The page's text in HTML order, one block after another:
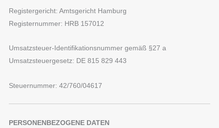
Registergericht: Amtsgericht Hamburg
Registernummer: HRB 157012
Umsatzsteuer-Identifikationsnummer gemäß §27 a
Umsatzsteuergesetz: DE 815 829 443
Steuernummer: 42/760/04617
PERSONENBEZOGENE DATEN